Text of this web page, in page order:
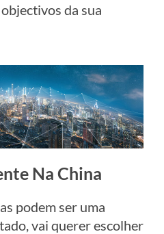
da sua
Na China
podem ser uma
vai querer escolher